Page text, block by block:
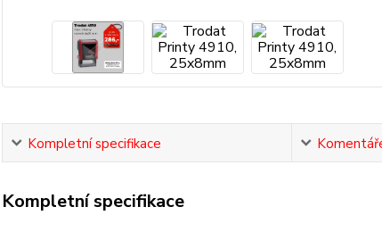
Kompletní specifikace
Kompletní specifikace